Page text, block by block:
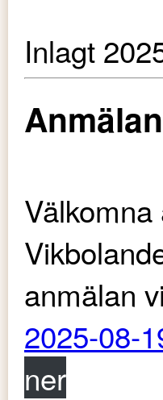
Inlagt
anmälan
2025-08-
ner